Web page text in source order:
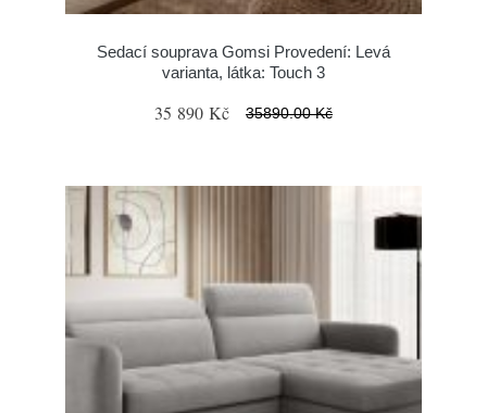
Sedací souprava Gomsi Provedení: Levá
varianta, látka: Touch 3
35 890 Kč 35890.00 Kč